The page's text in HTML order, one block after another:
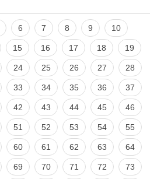
6 7 8 9 10
15 16 17 18 19
24 25 26 27 28
33 34 35 36 37
42 43 44 45 46
51 52 53 54 55
60 61 62 63 64
69 70 71 72 73